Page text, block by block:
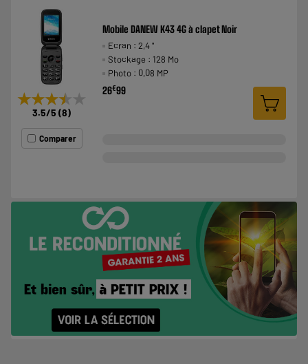
★★★★★
★★★★★
3.5/5 (8)
Comparer
Mobile DANEW K43 4G à clapet Noir
Ecran : 2,4 "
Stockage : 128 Mo
Photo : 0,08 MP
26€99